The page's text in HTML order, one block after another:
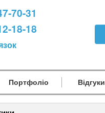
70-31
18-18
Портфоліо Відгуки